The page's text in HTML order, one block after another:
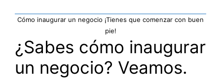
Cómo inaugurar un negocio ¡Tienes que comenzar con buen
pie!
¿Sabes cómo inaugurar
un negocio? Veamos.